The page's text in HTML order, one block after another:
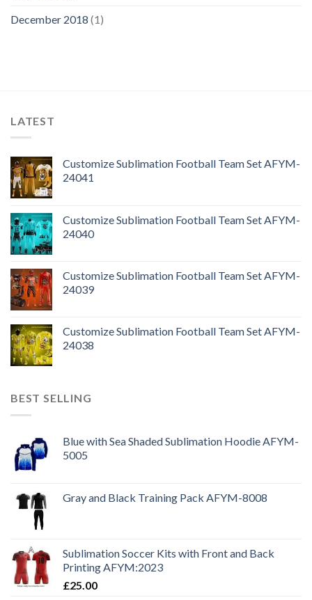
December 2018 (1)
LATEST
Customize Sublimation Football Team Set AFYM-
24041
Customize Sublimation Football Team Set AFYM-
24040
Customize Sublimation Football Team Set AFYM-
24039
Customize Sublimation Football Team Set AFYM-
24038
BEST SELLING
Blue with Sea Shaded Sublimation Hoodie AFYM-
5005
Gray and Black Training Pack AFYM-8008
Sublimation Soccer Kits with Front and Back
Printing AFYM:2023
£25.00